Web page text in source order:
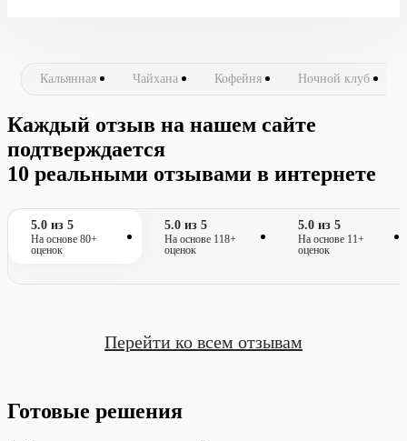
Кальянная Чайхана Кофейня Ночной клуб
Каждый отзыв на нашем сайте
подтверждается
10 реальными отзывами в интернете
5.0 из 5
На основе 80+
оценок
5.0 из 5
На основе 118+
оценок
5.0 из 5
На основе 11+
оценок
Перейти ко всем отзывам
Готовые решения